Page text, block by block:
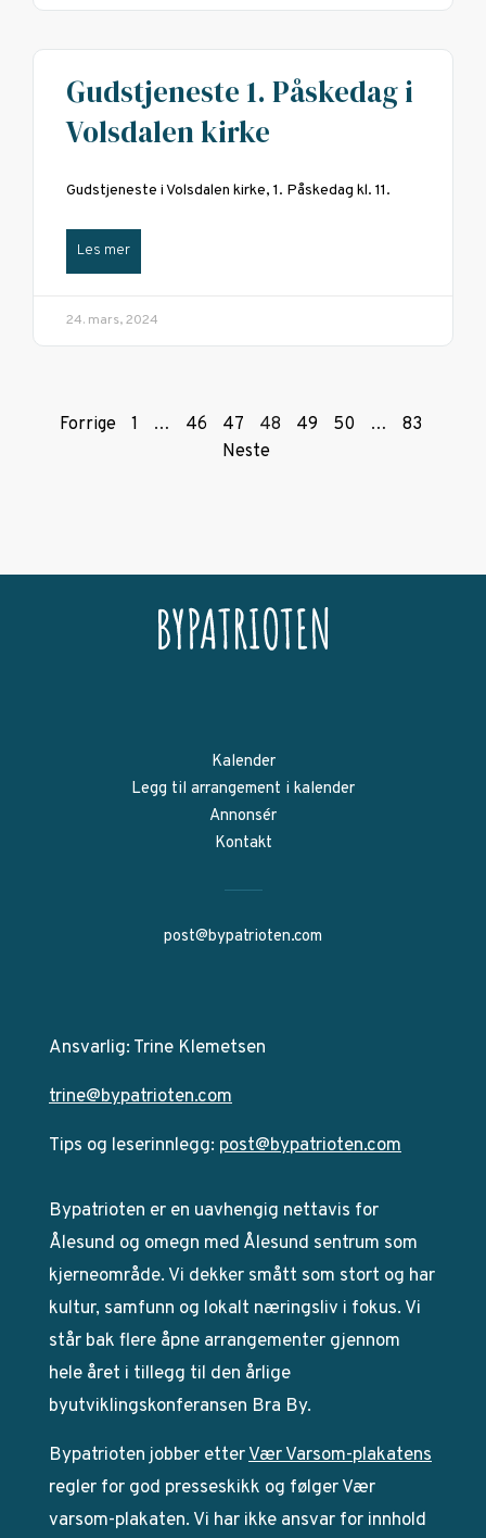
Gudstjeneste 1. Påskedag i
Volsdalen kirke
Gudstjeneste i Volsdalen kirke, 1. Påskedag kl. 11.
Les mer
24. mars, 2024
Forrige 1 … 46 47 48 49 50 …
83
Neste
Kalender
Legg til arrangement i kalender
Annonsér
Kontakt
post@bypatrioten.com
Ansvarlig: Trine Klemetsen
trine@bypatrioten.com
Tips og leserinnlegg: post@bypatrioten.com
Bypatrioten er en uavhengig nettavis for
Ålesund og omegn med Ålesund sentrum som
kjerneområde. Vi dekker smått som stort og har
kultur, samfunn og lokalt næringsliv i fokus. Vi
står bak flere åpne arrangementer gjennom
hele året i tillegg til den årlige
byutviklingskonferansen Bra By.
Bypatrioten jobber etterVær Varsom-plakatens
regler for god presseskikk og følger Vær
varsom-plakaten. Vi har ikke ansvar for innhold